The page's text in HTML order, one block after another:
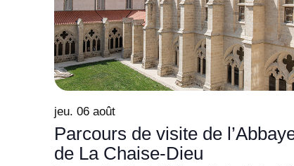
jeu. 06 août
Parcours de visite de
de La Chaise-Dieu